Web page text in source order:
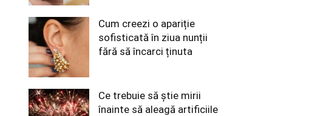
Cum creezi o apariție
sofisticată în ziua nunții
fără să încarci ținuta
Ce trebuie să știe mirii
înainte să aleagă artificiile